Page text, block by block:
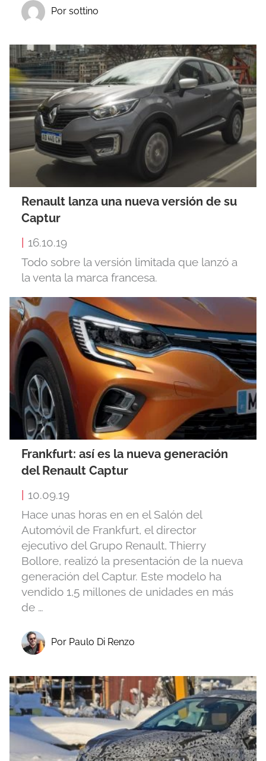
Por sottino
Renault lanza una nueva versión de su
Captur
16.10.19
Todo sobre la versión limitada que lanzó a
la venta la marca francesa.
Frankfurt: así es la nueva generación
del Renault Captur
10.09.19
Hace unas horas en en el Salón del
Automóvil de Frankfurt, el director
ejecutivo del Grupo Renault, Thierry
Bollore, realizó la presentación de la nueva
generación del Captur. Este modelo ha
vendido 1,5 millones de unidades en más
de …
Por Paulo Di Renzo